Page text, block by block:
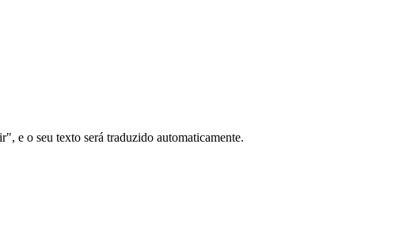
e o seu texto será traduzido automaticamente.